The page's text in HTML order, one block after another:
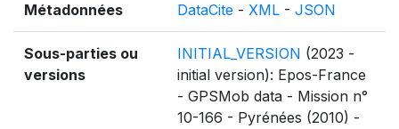
Métadonnées DataCite - XML - JSON
Sous-parties ou
versions
INITIAL_VERSION (2023 -
initial version): Epos-France
- GPSMob data - Mission n°
10-166 - Pyrénées (2010) -